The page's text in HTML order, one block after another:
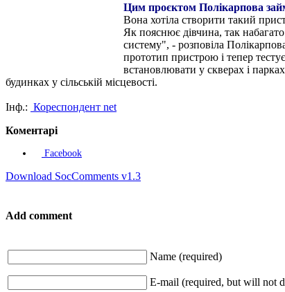
Цим проєктом Полікарпова
Вона хотіла створити такий
Як пояснює дівчина, так
систему", - розповіла
прототип пристрою і тепер
встановлювати у скверах і
будинках у сільській місцевості.
Інф.: Кореспондент net
Коментарі
Facebook
Download SocComments v1.3
Add comment
Name (required)
E-mail (required, but will not